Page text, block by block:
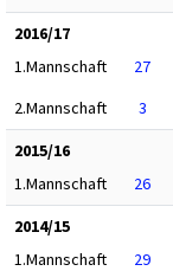
2016/17
1.Mannschaft
27
2.Mannschaft
3
2015/16
1.Mannschaft
26
2014/15
1.Mannschaft
29